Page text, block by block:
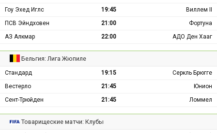
Гоу Эхед Иглс
19:45
Виллем II
ПСВ Эйндховен
21:00
Фортуна
АЗ Алкмар
22:00 АДО Ден Хааг
Бельгия: Лига Жюпиле
Стандард 19:15
Серкль Брюгге
Вестерло
21:45
Юнион
Сент-Трюйден
21:45 Ломмел
Товарищеские матчи: Клубы